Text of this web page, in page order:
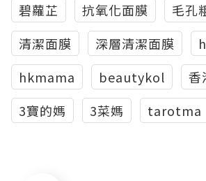
碧蘿芷
抗氧化面膜
毛孔
清潔面膜
深層清潔面膜
hkmama
beautykol
香
3寶的媽
3菜媽 tarotma